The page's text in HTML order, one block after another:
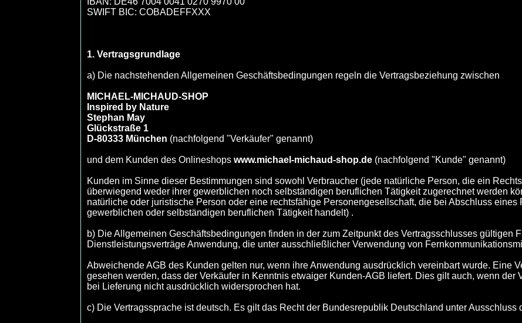
SWIFT BIC: COBADEFFXXX
1. Vertragsgrundlage
a) Die nachstehenden Allgemeinen Geschäftsbedingungen regeln die Vertragsbeziehung zwischen
MICHAEL-MICHAUD-SHOP
Inspired by Nature
Stephan May
Glückstraße 1
D-80333 München (nachfolgend "Verkäufer" genannt)
und dem Kunden des Onlineshopswww.michael-michaud-shop.de (nachfolgend "Kunde" genannt)
Kunden im Sinne dieser Bestimmungen sind sowohl Verbraucher (jede natürliche Person, die ein
überwiegend weder ihrer gewerblichen noch selbständigen beruflichen Tätigkeit zugerechnet werden
natürliche oder juristische Person oder eine rechtsfähige Personengesellschaft, die bei Abschluss eines
gewerblichen oder selbständigen beruflichen Tätigkeit handelt) .
b) Die Allgemeinen Geschäftsbedingungen finden in der zum Zeitpunkt des Vertragsschlusses gültigen
Dienstleistungsverträge Anwendung, die unter ausschließlicher Verwendung von
Abweichende AGB des Kunden gelten nur, wenn ihre Anwendung ausdrücklich vereinbart wurde. Eine
gesehen werden, dass der Verkäufer in Kenntnis etwaiger Kunden-AGB liefert. Dies gilt auch, wenn der
bei Lieferung nicht ausdrücklich widersprochen hat.
c) Die Vertragssprache ist deutsch. Es gilt das Recht der Bundesrepublik Deutschland unter Ausschluss